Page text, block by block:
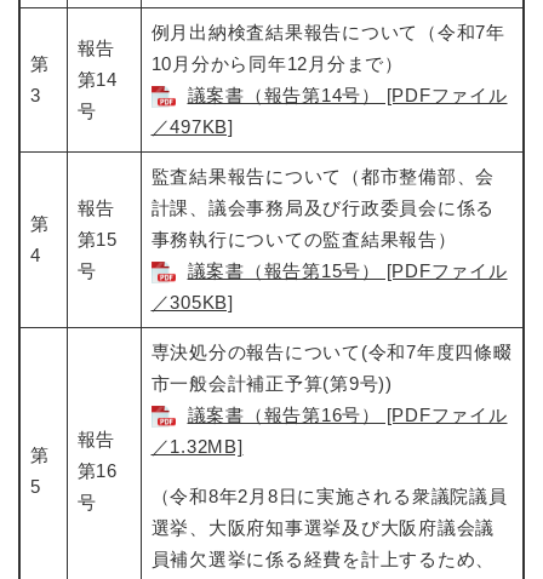
く
ニ
ュ
ー
を
メ
ニ
ュ
ひ
ら
く
り
・
境
メ
ニ
ュ
ー
ひ
く
し
ご
と
・
の
メ
ニ
ュ
ー
ら
く
市政情報
市
政
報
の
メ
ニ
ュ
ー
を
ひ
ら
第
3
報告
第14
号
例月出納検査結果報告について（令和7年
10月分から同年12月分まで）
議案書（報告第14号） [PDFファイル
／497KB]
第
4
報告
第15
号
監査結果報告について（都市整備部、会
計課、議会事務局及び行政委員会に係る
事務執行についての監査結果報告）​
議案書（報告第15号） [PDFファイル
／305KB]
第
5
報告
第16
号
専決処分の報告について(令和7年度四條畷
市一般会計補正予算(第9号))​
議案書（報告第16号） [PDFファイル
／1.32MB]
（令和8年2月8日に実施される衆議院議員
選挙、大阪府知事選挙及び大阪府議会議
員補欠選挙に係る経費を計上するため、